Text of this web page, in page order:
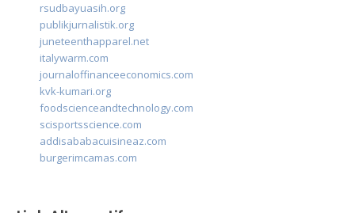
rsudbayuasih.org
publikjurnalistik.org
juneteenthapparel.net
italywarm.com
journaloffinanceeconomics.com
kvk-kumari.org
foodscienceandtechnology.com
scisportsscience.com
addisababacuisineaz.com
burgerimcamas.com